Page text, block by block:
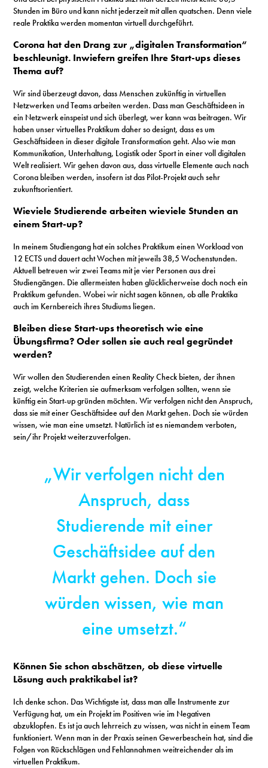
Stunden im Büro und kann nicht jederzeit mit allen quatschen. Denn viele
reale Praktika werden momentan virtuell durchgeführt.
Corona hat den Drang zur „digitalen Transformation“
beschleunigt. Inwiefern greifen Ihre Start-ups dieses
Thema auf?
Wir sind überzeugt davon, dass Menschen zukünftig in virtuellen
Netzwerken und Teams arbeiten werden. Dass man Geschäftsideen in
ein Netzwerk einspeist und sich überlegt, wer kann was beitragen. Wir
haben unser virtuelles Praktikum daher so designt, dass es um
Geschäftsideen in dieser digitale Transformation geht. Also wie man
Kommunikation, Unterhaltung, Logistik oder Sport in einer voll digitalen
Welt realisiert. Wir gehen davon aus, dass virtuelle Elemente auch nach
Corona bleiben werden, insofern ist das Pilot-Projekt auch sehr
zukunftsorientiert.
Wieviele Studierende arbeiten wieviele Stunden an
einem Start-up?
In meinem Studiengang hat ein solches Praktikum einen Workload von
12 ECTS und dauert acht Wochen mit jeweils 38,5 Wochenstunden.
Aktuell betreuen wir zwei Teams mit je vier Personen aus drei
Studiengängen. Die allermeisten haben glücklicherweise doch noch ein
Praktikum gefunden. Wobei wir nicht sagen können, ob alle Praktika
auch im Kernbereich ihres Studiums liegen.
Bleiben diese Start-ups theoretisch wie eine
Übungsfirma? Oder sollen sie auch real gegründet
werden?
Wir wollen den Studierenden einen Reality Check bieten, der ihnen
zeigt, welche Kriterien sie aufmerksam verfolgen sollten, wenn sie
künftig ein Start-up gründen möchten. Wir verfolgen nicht den Anspruch,
dass sie mit einer Geschäftsidee auf den Markt gehen. Doch sie würden
wissen, wie man eine umsetzt. Natürlich ist es niemandem verboten,
sein/ihr Projekt weiterzuverfolgen.
„Wir verfolgen nicht den
Anspruch, dass
Studierende mit einer
Geschäftsidee auf den
Markt gehen. Doch sie
würden wissen, wie man
eine umsetzt.“
Können Sie schon abschätzen, ob diese virtuelle
Lösung auch praktikabel ist?
Ich denke schon. Das Wichtigste ist, dass man alle Instrumente zur
Verfügung hat, um ein Projekt im Positiven wie im Negativen
abzuklopfen. Es ist ja auch lehrreich zu wissen, was nicht in einem Team
funktioniert. Wenn man in der Praxis seinen Gewerbeschein hat, sind die
Folgen von Rückschlägen und Fehlannahmen weitreichender als im
virtuellen Praktikum.